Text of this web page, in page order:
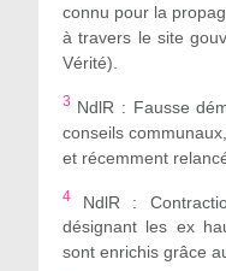
connu pour la
à travers le site
Vérité).
3 NdlR : Fausse
conseils
et récemment
4NdlR :
désignant les ex
sont enrichis grâce